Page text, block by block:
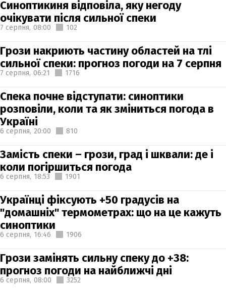
Синоптикиня відповіла, яку негоду
очікувати після сильної спеки
7 серпня, 08:00 102
Грози накриють частину областей на тлі
сильної спеки: прогноз погоди на 7 серпня
7 серпня, 06:21 1716
Спека почне відступати: синоптики
розповіли, коли та як зміниться погода в
Україні
6 серпня, 20:00 810
Замість спеки – грози, град і шквали: де і
коли погіршиться погода
6 серпня, 18:53 1901
Українці фіксують +50 градусів на
"домашніх" термометрах: що на це кажуть
синоптики
6 серпня, 16:46 1906
Грози замінять сильну спеку до +38:
прогноз погоди на найближчі дні
6 серпня, 08:00 3252